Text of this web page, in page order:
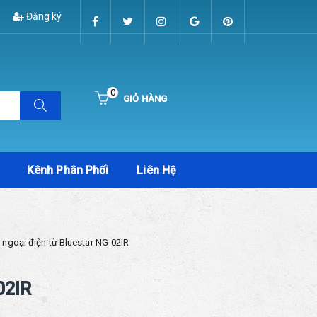
Đăng ký
GIỎ HÀNG
0
Kênh Phân Phối Liên Hệ
điện từ Bluestar NG-02IR